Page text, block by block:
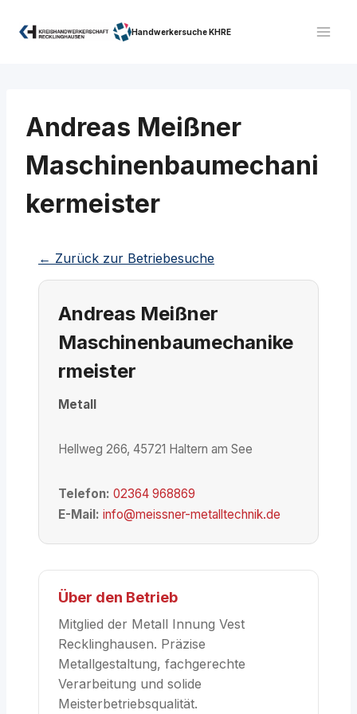
Inhalt
Handwerkersuche KHRE
Andreas Meißner
Maschinenbaumechani
kermeister
← Zurück zur Betriebesuche
Andreas Meißner
Maschinenbaumechanike
rmeister
Metall
Hellweg 266, 45721 Haltern am See
Telefon: 02364 968869
E-Mail: info@meissner-metalltechnik.de
Über den Betrieb
Mitglied der Metall Innung Vest
Recklinghausen. Präzise
Metallgestaltung, fachgerechte
Verarbeitung und solide
Meisterbetriebsqualität.